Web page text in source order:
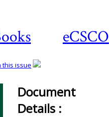
eCSCO
this issue
Document
Details :